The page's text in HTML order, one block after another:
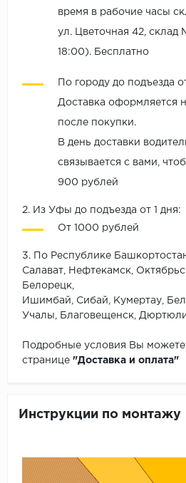
время в рабочие часы
ул. Цветочная 42,
18:00). Бесплатно
По городу до подъезда
Доставка оформляется
после покупки.
В день доставки
связывается с вами,
900 рублей
2. Из Уфы до подъезда от 1 дня:
От 1000 рублей
3. По Республике
Салават, Нефтекамск,
Белорецк,
Ишимбай, Сибай, Кумертау,
Учалы, Благовещенск, Дюртюли
Подробные условия Вы можете
странице "Доставка и оплата"
Инструкции по монтажу